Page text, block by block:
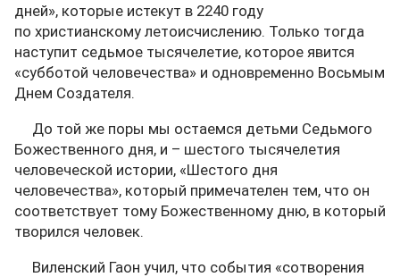
дней», которые истекут в 2240 году
по христианскому летоисчислению. Только тогда
наступит седьмое тысячелетие, которое явится
«субботой человечества» и одновременно Восьмым
Днем Создателя.
До той же поры мы остаемся детьми Седьмого
Божественного дня, и – шестого тысячелетия
человеческой истории, «Шестого дня
человечества», который примечателен тем, что он
соответствует тому Божественному дню, в который
творился человек.
Виленский Гаон учил, что события «сотворения